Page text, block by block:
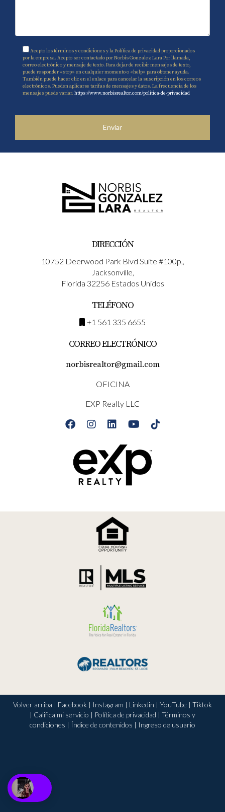
Acepto los términos y condiciones y la Política de privacidad proporcionados
por la empresa. Acepto ser contactado por Norbis Gonzalez Lara Por llamada,
correo electrónico y mensaje de texto. Para dejar de recibir mensajes de texto,
puede responder «stop» en cualquier momento o «help» para obtener ayuda.
También puede hacer clic en el enlace para cancelar la suscripción en los correos
electrónicos. Pueden aplicarse tarifas de mensajes y datos. La frecuencia de los
mensajes puede variar. https://www.norbisrealtor.com/politica-de-privacidad
Enviar
DIRECCIÓN
10752 Deerwood Park Blvd Suite #100p,,
Jacksonville,
Florida 32256 Estados Unidos
TELÉFONO
+1 561 335 6655
CORREO ELECTRÓNICO
norbisrealtor@gmail.com
OFICINA
EXP Realty LLC
Volver arriba | Facebook | Instagram | Linkedin | YouTube | Tiktok
| Califica mi servicio | Política de privacidad | Términos y
condiciones | Índice de contenidos | Ingreso de usuario